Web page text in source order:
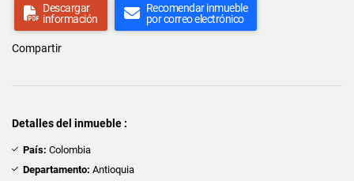
Descargar
información
Recomendar inmueble
por correo electrónico
Compartir
Detalles del inmueble :
País: Colombia
Departamento: Antioquia